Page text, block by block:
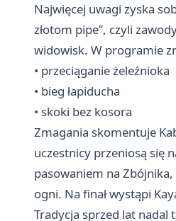
Najwięcej uwagi zyska
złotom pipe”, czyli
widowisk. W programie
• przeciąganie żeleźnioka
• bieg łapiducha
• skoki bez kosora
Zmagania skomentuje
uczestnicy przeniosą się
pasowaniem na
ogni. Na finał wystąpi
Tradycja sprzed lat